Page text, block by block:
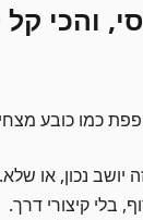
והכי קל
כמו כובע
יושב נכון, או שלא.
בלי קיצורי דרך.